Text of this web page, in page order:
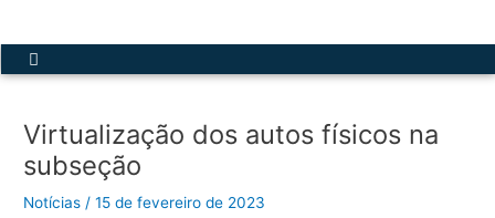
Menu
Virtualização dos autos físicos na
subseção
Notícias /15 de fevereiro de 2023